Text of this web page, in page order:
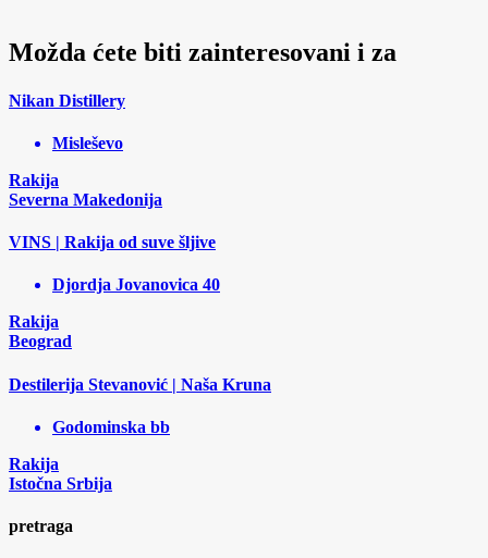
Možda ćete biti zainteresovani i za
Nikan Distillery
Misleševo
Rakija
Severna Makedonija
VINS | Rakija od suve šljive
Djordja Jovanovica 40
Rakija
Beograd
Destilerija Stevanović | Naša Kruna
Godominska bb
Rakija
Istočna Srbija
pretraga